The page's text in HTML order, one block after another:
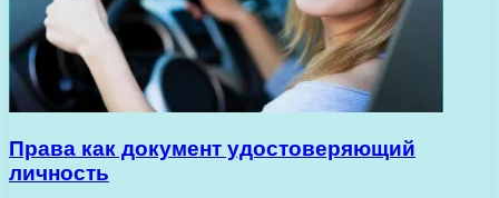
Права как документ удостоверяющий
личность